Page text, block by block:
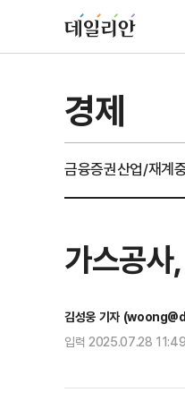
경제
금융증권산업/재계
가스공
김성웅 기자
입력 2025.07.28